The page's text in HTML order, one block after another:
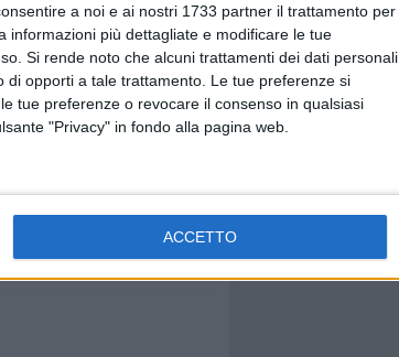
a noi e ai nostri 1733 partner il trattamento per
informazioni più dettagliate e modificare le tue
Si rende noto che alcuni trattamenti dei dati personali
opporti a tale trattamento. Le tue preferenze si
tue preferenze o revocare il consenso in qualsiasi
"Privacy" in fondo alla pagina web.
ACCETTO
ricevuto la prima